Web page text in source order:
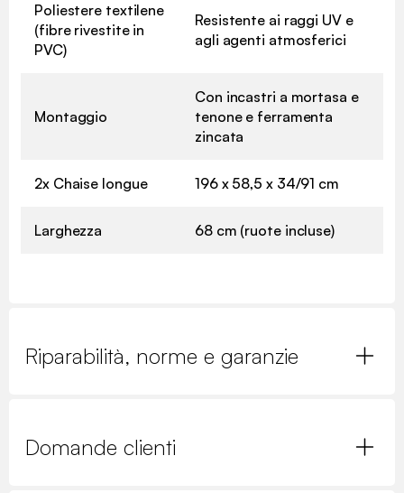
Poliestere textilene
(fibre rivestite in
PVC)
Resistente ai raggi UV e
agli agenti atmosferici
Montaggio
Con incastri a mortasa e
tenone e ferramenta
zincata
2x Chaise longue 196 x 58,5 x 34/91 cm
Larghezza 68 cm (ruote incluse)
Riparabilità, norme e garanzie
Domande clienti